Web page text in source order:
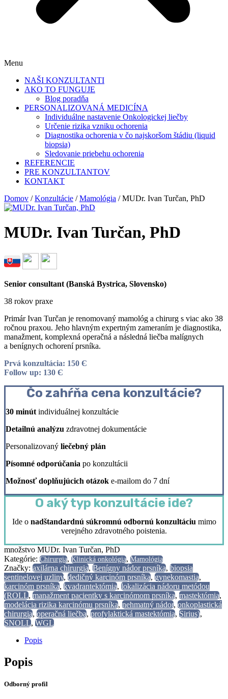
Menu
NAŠI KONZULTANTI
AKO TO FUNGUJE
Blog poradňa
PERSONALIZOVANÁ MEDICÍNA
Individuálne nastavenie Onkologickej liečby
Určenie rizika vzniku ochorenia
Diagnostika ochorenia v čo najskoršom štádiu (liquid
biopsia)
Sledovanie priebehu ochorenia
REFERENCIE
PRE KONZULTANTOV
KONTAKT
Domov /Konzultácie /Mamológia / MUDr. Ivan Turčan, PhD
MUDr. Ivan Turčan, PhD
Senior consultant (Banská Bystrica, Slovensko)
38 rokov praxe
Primár Ivan Turčan je renomovaný mamológ a chirurg s viac ako 38
ročnou praxou. Jeho hlavným expertným zameraním je diagnostika,
manažment, komplexná operačná a následná liečba malígnych
a benígnych ochorení prsníka.
Prvá konzultácia: 150 Є
Follow up: 130 Є
Čo zahŕňa cena konzultácie?
30 minút individuálnej konzultácie
Detailnú analýzu zdravotnej dokumentácie
Personalizovaný liečebný plán
Písomné odporúčania po konzultácii
Možnosť doplňujúcich otázok e-mailom do 7 dní
O aký typ konzultácie ide?
Ide o nadštandardnú súkromnú odbornú konzultáciu mimo
verejného zdravotného poistenia.
množstvo MUDr. Ivan Turčan, PhD
Kategórie: Chirurgia, Klinická onkológia, Mamológia
Značky: axilárna chirurgia, Benígny nádor prsníka, biopsia
sentinelovej uzliny, dedičný karcinóm prsníka, gynekomastia,
karcinóm prsníka, kvadrantektómia, lokalizácia nádoru metódou
(ROLL, manažment pacientky s karcinómom prsníka, mastektómia,
modelácia rizika karcinómu prsníka, nehmatný nádor, onkoplastická
chirurgia, operačná liečba, profylaktická mastektómia, Sirius),
SNOLL, WGL
Popis
Popis
Odborný profil